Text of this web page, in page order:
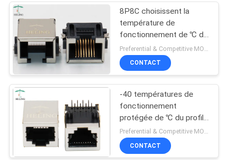
8P8C choisissent la
température de
fonctionnement de ℃ de
SMT RJ45 Jack -40 de
profil bas de port de 85
℃
CONTACT
-40 températures de
fonctionnement
protégée de ℃ du profil
bas THT RJ45 Jack de
85 ℃ pour la carte de
circuit imprimé
Preferential & Competitive MOQ:4000
CONTACT